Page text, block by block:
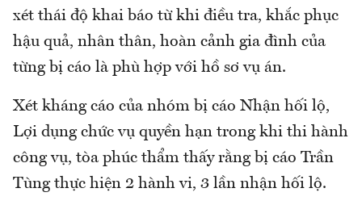
xét thái độ khai báo từ khi điều tra, khắc phục
hậu quả, nhân thân, hoàn cảnh gia đình của
từng bị cáo là phù hợp với hồ sơ vụ án.
Xét kháng cáo của nhóm bị cáo Nhận hối lộ,
Lợi dụng chức vụ quyền hạn trong khi thi hành
công vụ, tòa phúc thẩm thấy rằng bị cáo Trần
Tùng thực hiện 2 hành vi, 3 lần nhận hối lộ.